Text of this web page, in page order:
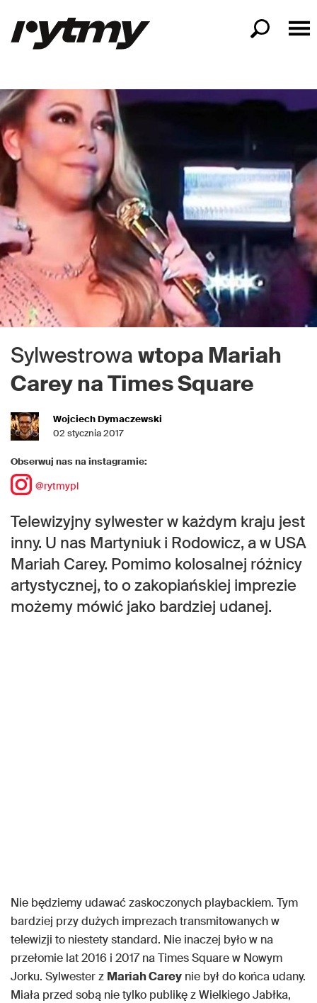
Sylwestrowa wtopa Mariah
Carey na Times Square
Wojciech Dymaczewski
02 stycznia 2017
Obserwuj nas na instagramie:
@rytmypl
Telewizyjny sylwester w każdym kraju jest
inny. U nas Martyniuk i Rodowicz, a w USA
Mariah Carey. Pomimo kolosalnej różnicy
artystycznej, to o zakopiańskiej imprezie
możemy mówić jako bardziej udanej.
Nie będziemy udawać zaskoczonych playbackiem. Tym
bardziej przy dużych imprezach transmitowanych w
telewizji to niestety standard. Nie inaczej było w na
przełomie lat 2016 i 2017 na Times Square w Nowym
Jorku. Sylwester z Mariah Carey nie był do końca udany.
Miała przed sobą nie tylko publikę z Wielkiego Jabłka,